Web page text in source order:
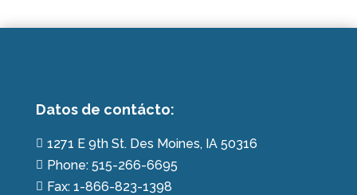
Datos de contácto:
 1271 E 9th St. Des Moines, IA 50316
 Phone: 515-266-6695
 Fax: 1-866-823-1398